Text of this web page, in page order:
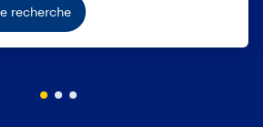
recherche